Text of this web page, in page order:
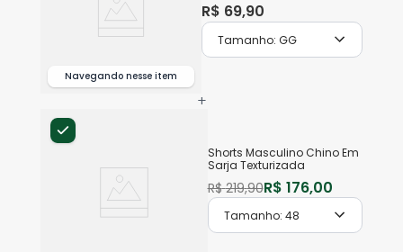
Navegando nesse item
R$ 69,90
Tamanho: GG
+
Shorts Masculino Chino Em
Sarja Texturizada
R$ 219,90R$ 176,00
Tamanho: 48